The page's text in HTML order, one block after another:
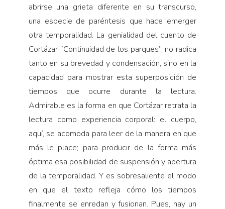
abrirse una grieta diferente en su transcurso,
una especie de paréntesis que hace emerger
otra temporalidad. La genialidad del cuento de
Cortázar “Continuidad de los parques”, no radica
tanto en su brevedad y condensación, sino en la
capacidad para mostrar esta superposición de
tiempos que ocurre durante la lectura.
Admirable es la forma en que Cortázar retrata la
lectura como experiencia corporal: el cuerpo,
aquí, se acomoda para leer de la manera en que
más le place; para producir de la forma más
óptima esa posibilidad de suspensión y apertura
de la temporalidad. Y es sobresaliente el modo
en que el texto refleja cómo los tiempos
finalmente se enredan y fusionan. Pues, hay un